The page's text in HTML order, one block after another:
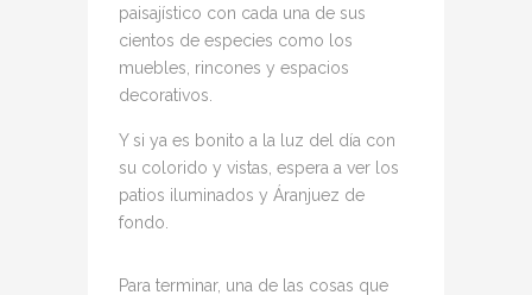
paisajístico con cada una de sus
cientos de especies como los
muebles, rincones y espacios
decorativos.
Y si ya es bonito a la luz del día con
su colorido y vistas, espera a ver los
patios iluminados y Áranjuez de
fondo.
Para terminar, una de las cosas que